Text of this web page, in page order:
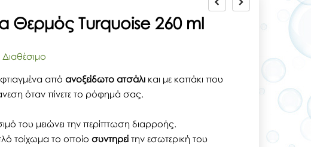
Θερμός Turquoise 260 ml
φτιαγμένα από ανοξείδωτο ατσάλι και με καπάκι που
όταν πίνετε το ρόφημά σας.
του μειώνει την περίπτωση διαρροής.
τοίχωμα το οποίο συντηρεί την εσωτερική του